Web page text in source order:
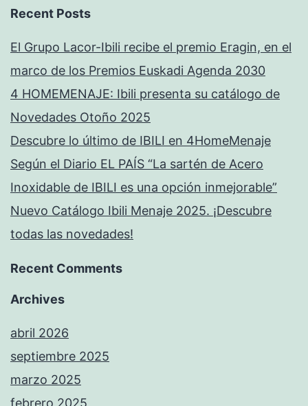
Recent Posts
El Grupo Lacor-Ibili recibe el premio Eragin, en el
marco de los Premios Euskadi Agenda 2030
4 HOMEMENAJE: Ibili presenta su catálogo de
Novedades Otoño 2025
Descubre lo último de IBILI en 4HomeMenaje
Según el Diario EL PAÍS “La sartén de Acero
Inoxidable de IBILI es una opción inmejorable”
Nuevo Catálogo Ibili Menaje 2025. ¡Descubre
todas las novedades!
Recent Comments
Archives
abril 2026
septiembre 2025
marzo 2025
febrero 2025